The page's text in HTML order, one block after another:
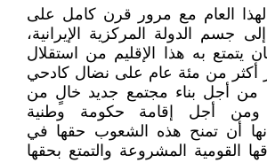
لهذا العام مع مرور قرن كامل على
جسم الدولة المركزية الإيرانية،
يتمتع به هذا الإقليم من استقلال
أكثر من مئة عام على نضال كادحي
من أجل بناء مجتمع جديد خالٍ من
ومن أجل إقامة حكومة وطنية
أن تمنح هذه الشعوب حقها في
القومية المشروعة والتمتع بحقها